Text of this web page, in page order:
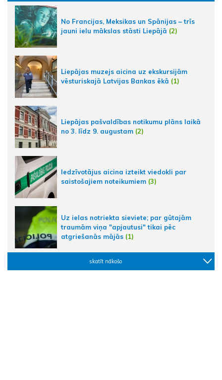
No Francijas, Meksikas un Spānijas – trīs
jauni ielu mākslas stāsti Liepājā (2)
Liepājas muzejs aicina uz ekskursijām
vēsturiskajā Latvijas Bankas ēkā (1)
Liepājas pašvaldības notikumu plāns laikā
no 3. līdz 9. augustam (2)
Iedzīvotājus aicina izteikt viedokli par
saistošajiem noteikumiem (3)
Uz ielas notriekta sieviete; par gūtajām
traumām viņa "apjautusi" tikai pēc
atgriešanās mājās (1)
skatīt nākošo